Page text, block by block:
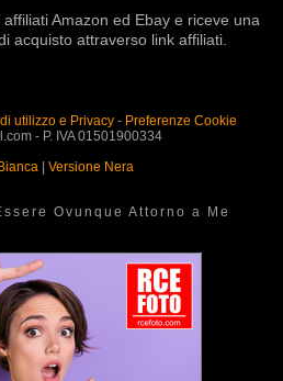
Amazon ed Ebay e riceve una
acquisto attraverso link affiliati.
utilizzo e Privacy- Preferenze Cookie
- P. IVA 01501900334
Versione Nera
Ovunque Attorno a Me